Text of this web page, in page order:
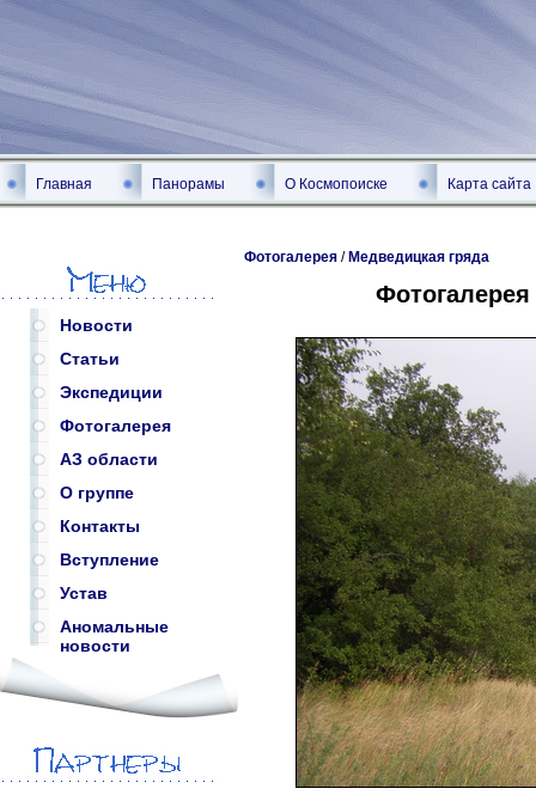
Главная Панорамы О Космопоиске Карта сайта
Новости
Статьи
Экспедиции
Фотогалерея
АЗ области
О группе
Контакты
Вступление
Устав
Аномальные
новости
Фотогалерея / Медведицкая гряда